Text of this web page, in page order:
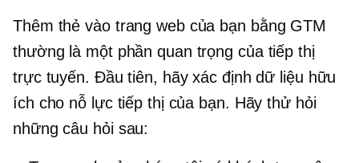
Thêm thẻ vào trang web của bạn bằng GTM
thường là một phần quan trọng của tiếp thị
trực tuyến. Đầu tiên, hãy xác định dữ liệu hữu
ích cho nỗ lực tiếp thị của bạn. Hãy thử hỏi
những câu hỏi sau: